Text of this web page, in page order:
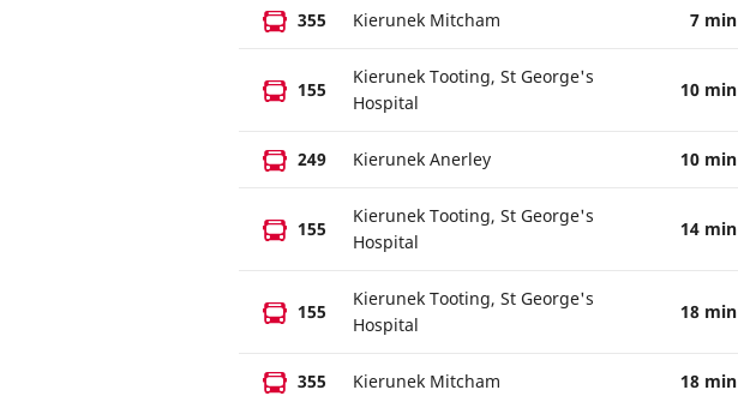
355 Kierunek Mitcham 7 min
155
Kierunek Tooting, St George's
Hospital
10 min
249 Kierunek Anerley 10 min
155
Kierunek Tooting, St George's
Hospital
14 min
155
Kierunek Tooting, St George's
Hospital
18 min
355 Kierunek Mitcham 18 min